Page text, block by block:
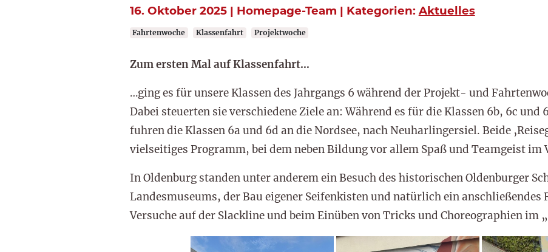
16. Oktober 2025 | Homepage-Team | Kategorien: Aktuelles
Fahrtenwoche Klassenfahrt Projektwoche
Zum ersten Mal auf Klassenfahrt…
…ging es für unsere Klassen des Jahrgangs 6 während der Projekt- und
Dabei steuerten sie verschiedene Ziele an: Während es für die Klassen 6b, 6c und
fuhren die Klassen 6a und 6d an die Nordsee, nach Neuharlingersiel. Beide
vielseitiges Programm, bei dem neben Bildung vor allem Spaß und Teamgeist im
In Oldenburg standen unter anderem ein Besuch des historischen Oldenburger
Landesmuseums, der Bau eigener Seifenkisten und natürlich ein anschließendes
Versuche auf der Slackline und beim Einüben von Tricks und Choreographien im